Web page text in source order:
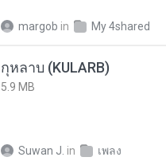
margob in My 4shared
กุหลาบ (KULARB)
5.9 MB
Suwan J. in เพลง